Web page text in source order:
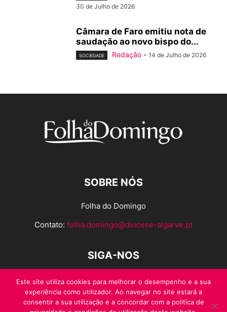
30 de Julho de 2026
Câmara de Faro emitiu nota de
saudação ao novo bispo do...
SOCIEDADE Redação - 14 de Julho de 2026
SOBRE NÓS
Folha do Domingo
Contato: folha.domingo@diocese-algarve.pt
SIGA-NOS
Este site utiliza cookies para melhorar o desempenho e a sua
experiência como utilizador. Ao navegar no site estará a
consentir a sua utilização e a concordar com a politica de